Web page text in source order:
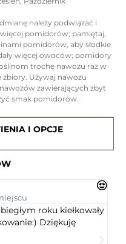
należy podwiązać i
pomidorów; pamiętaj,
pomidorów, aby słodkie
więcej owoców; pomidory
trochę nawozu raz w
zbiory. Używaj nawozu
zawierających zbyt
smak pomidorów.
I OPCJE
roku kiełkowały
Dziękuję